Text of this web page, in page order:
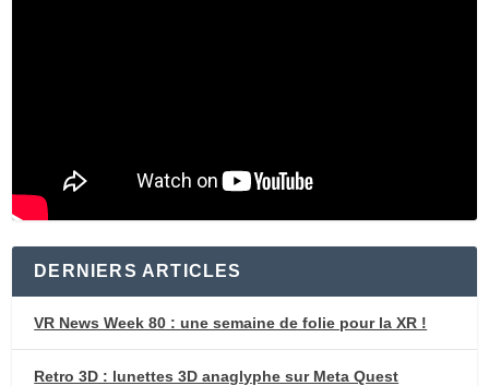
DERNIERS ARTICLES
VR News Week 80 : une semaine de folie pour la XR !
Retro 3D : lunettes 3D anaglyphe sur Meta Quest